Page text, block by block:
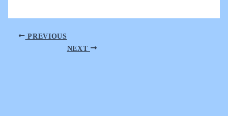
PREVIOUS
NEXT